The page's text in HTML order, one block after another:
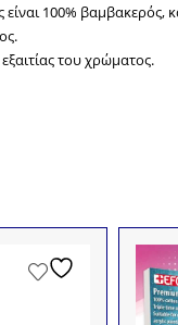
100% βαμβακερός,
του χρώματος.